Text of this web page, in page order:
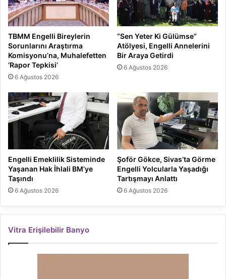
TBMM Engelli Bireylerin
Sorunlarını Araştırma
Komisyonu’na, Muhalefetten
‘Rapor Tepkisi’
6 Ağustos 2026
“Sen Yeter Ki Gülümse”
Atölyesi, Engelli Annelerini
Bir Araya Getirdi
6 Ağustos 2026
Engelli Emeklilik Sisteminde
Yaşanan Hak İhlali BM’ye
Taşındı
6 Ağustos 2026
Şoför Gökce, Sivas’ta Görme
Engelli Yolcularla Yaşadığı
Tartışmayı Anlattı
6 Ağustos 2026
Vitra Erişilebilir Banyo